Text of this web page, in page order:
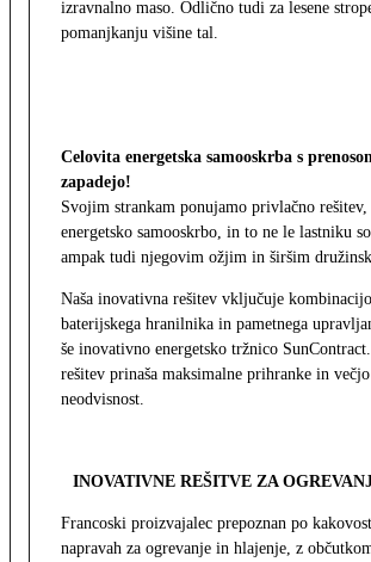
izravnalno maso. Odlično tudi za lesene
pomanjkanju višine tal.
Celovita energetska samooskrba s
zapadejo!
Svojim strankam ponujamo privlačno
energetsko samooskrbo, in to ne le lastniku
ampak tudi njegovim ožjim in širšim
Naša inovativna rešitev vključuje kombinacijo
baterijskega hranilnika in pametnega
še inovativno energetsko tržnico SunContract.
rešitev prinaša maksimalne prihranke in
neodvisnost.
INOVATIVNE REŠITVE ZA
Francoski proizvajalec prepoznan po
napravah za ogrevanje in hlajenje, z